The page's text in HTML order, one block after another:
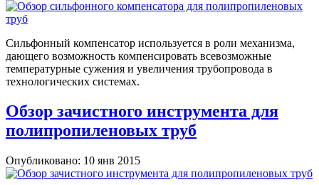
Сильфонный компенсатор используется в роли механизма,
дающего возможность компенсировать всевозможные
температурные сужения и увеличения трубопровода в
технологических системах.
Обзор зачистного инструмента для
полипропиленовых труб
Опубликовано: 10 янв 2015